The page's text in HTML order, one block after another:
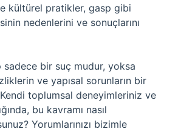
kültürel pratikler, gasp gibi
nedenlerini ve sonuçlarını
sadece bir suç mudur, yoksa
ve yapısal sorunların bir
toplumsal deneyimleriniz ve
bu kavramı nasıl
Yorumlarınızı bizimle